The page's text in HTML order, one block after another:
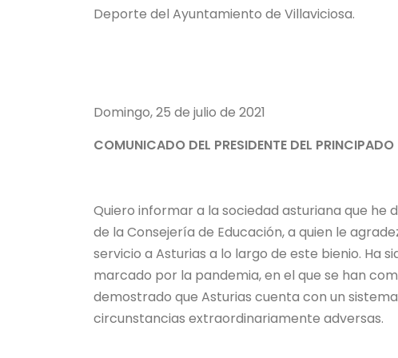
Deporte del Ayuntamiento de Villaviciosa.
Domingo, 25 de julio de 2021
COMUNICADO DEL PRESIDENTE DEL PRINCIPADO
Quiero informar a la sociedad asturiana que
de la Consejería de Educación, a quien le
servicio a Asturias a lo largo de este bienio. Ha
marcado por la pandemia, en el que se han
demostrado que Asturias cuenta con un
circunstancias extraordinariamente adversas.